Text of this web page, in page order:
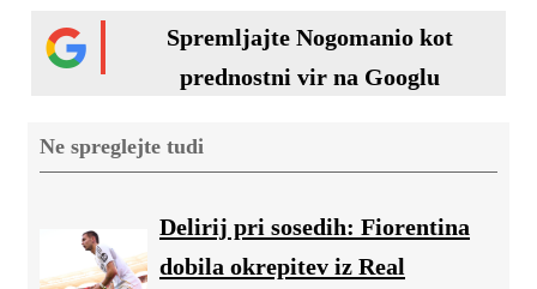
Spremljajte Nogomanio kot
prednostni vir na Googlu
Ne spreglejte tudi
Delirij pri sosedih: Fiorentina
dobila okrepitev iz Real